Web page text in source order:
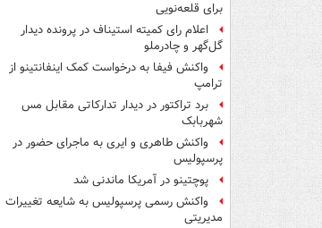
برای قلعه‌نویی
اعلام رای کمیته استیناف در پرونده دیدار
گل‌گهر و چادرملو
واکنش فیفا به درخواست کمک اینفانتینو از
ترامپ
برد تراکتور در دیدار تدارکاتی مقابل مس
شهربابک
واکنش طاهری و ایری به ماجرای حضور در
پرسپولیس
پوچتینو در آمریکا ماندنی شد
واکنش رسمی پرسپولیس به شایعه تغییرات
مدیریتی